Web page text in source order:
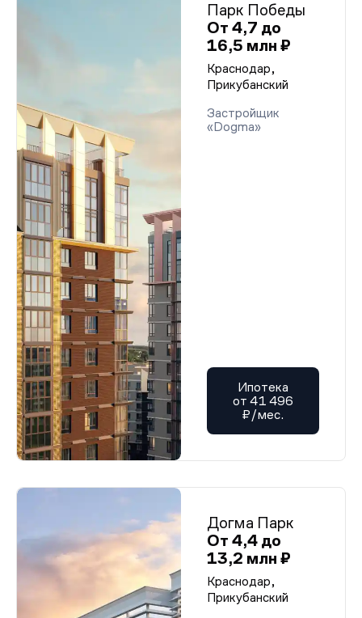
Парк Победы
От 4,7 до
16,5 млн ₽
Краснодар,
Прикубанский
Застройщик
«Dogma»
Ипотека
от 41 496
₽/мес.
Догма Парк
От 4,4 до
13,2 млн ₽
Краснодар,
Прикубанский